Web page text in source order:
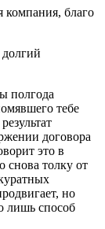
компания, благо
полгода
тебе
договора
это в
снова толку от
но
лишь способ